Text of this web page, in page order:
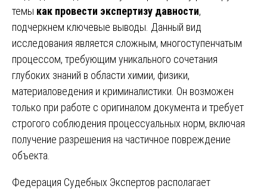
темы как провести экспертизу давности,
подчеркнем ключевые выводы. Данный вид
исследования является сложным, многоступенчатым
процессом, требующим уникального сочетания
глубоких знаний в области химии, физики,
материаловедения и криминалистики. Он возможен
только при работе с оригиналом документа и требует
строгого соблюдения процессуальных норм, включая
получение разрешения на частичное повреждение
объекта.
Федерация Судебных Экспертов располагает